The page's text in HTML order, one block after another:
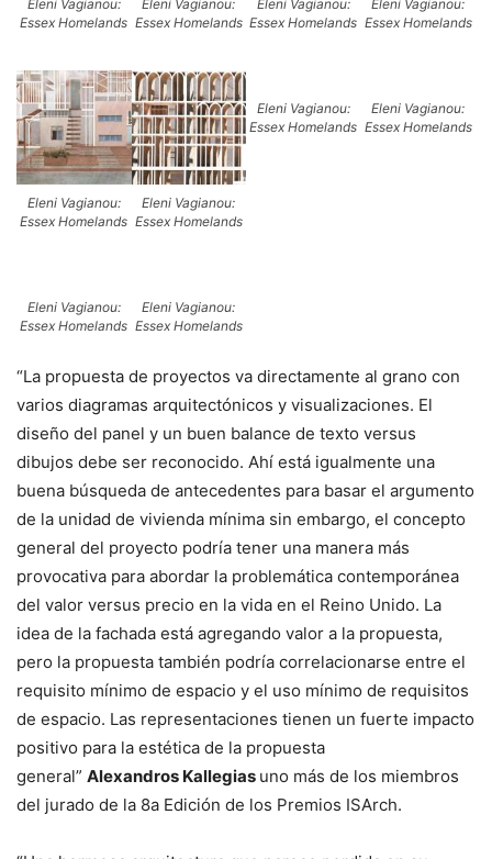
Eleni Vagianou:
Essex Homelands
Eleni Vagianou:
Essex Homelands
Eleni Vagianou:
Essex Homelands
Eleni Vagianou:
Essex Homelands
Eleni Vagianou:
Essex Homelands
Eleni Vagianou:
Essex Homelands
Eleni Vagianou:
Essex Homelands
Eleni Vagianou:
Essex Homelands
Eleni Vagianou:
Essex Homelands
Eleni Vagianou:
Essex Homelands
“La propuesta de proyectos va directamente al grano con
varios diagramas arquitectónicos y visualizaciones. El
diseño del panel y un buen balance de texto versus
dibujos debe ser reconocido. Ahí está igualmente una
buena búsqueda de antecedentes para basar el argumento
de la unidad de vivienda mínima sin embargo, el concepto
general del proyecto podría tener una manera más
provocativa para abordar la problemática contemporánea
del valor versus precio en la vida en el Reino Unido. La
idea de la fachada está agregando valor a la propuesta,
pero la propuesta también podría correlacionarse entre el
requisito mínimo de espacio y el uso mínimo de requisitos
de espacio. Las representaciones tienen un fuerte impacto
positivo para la estética de la propuesta
general” Alexandros Kallegias uno más de los miembros
del jurado de la 8a Edición de los Premios ISArch.